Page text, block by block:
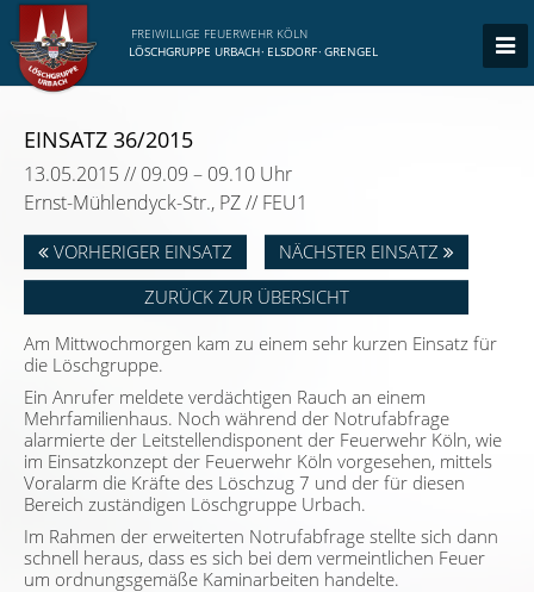
FREIWILLIGE FEUERWEHR KÖLN
LÖSCHGRUPPE URBACH· ELSDORF· GRENGEL
EINSATZ 36/2015
13.05.2015 // 09.09 – 09.10 Uhr
Ernst-Mühlendyck-Str., PZ // FEU1
VORHERIGER EINSATZ
NÄCHSTER EINSATZ
ZURÜCK ZUR ÜBERSICHT
Am Mittwochmorgen kam zu einem sehr kurzen Einsatz für
die Löschgruppe.
Ein Anrufer meldete verdächtigen Rauch an einem
Mehrfamilienhaus. Noch während der Notrufabfrage
alarmierte der Leitstellendisponent der Feuerwehr Köln, wie
im Einsatzkonzept der Feuerwehr Köln vorgesehen, mittels
Voralarm die Kräfte des Löschzug 7 und der für diesen
Bereich zuständigen Löschgruppe Urbach.
Im Rahmen der erweiterten Notrufabfrage stellte sich dann
schnell heraus, dass es sich bei dem vermeintlichen Feuer
um ordnungsgemäße Kaminarbeiten handelte.